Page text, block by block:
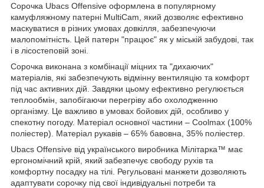
Сорочка Ubacs Offensive оформлена в популярному
камуфляжному патерні MultiCam, який дозволяє ефективно
маскуватися в різних умовах довкілля, забезпечуючи
малопомітність. Цей патерн "працює" як у міській забудові, так
і в лісостеповій зоні.
Сорочка виконана з комбінації міцних та "дихаючих"
матеріалів, які забезпечують відмінну вентиляцію та комфорт
під час активних дій. Завдяки цьому ефективно регулюється
теплообмін, запобігаючи перегріву або охолодженню
організму. Це важливо в умовах бойових дій, особливо у
спекотну погоду. Матеріал основної частини – Coolmax (100%
поліестер). Матеріал рукавів – 65% бавовна, 35% поліестер.
Ubacs Offensive від українського виробника Мілітарка™ має
ергономічний крій, який забезпечує свободу рухів та
комфортну посадку на тілі. Регульовані манжети дозволяють
адаптувати сорочку під свої індивідуальні потреби та